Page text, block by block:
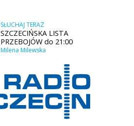
SŁUCHAJ TERAZ
SZCZECIŃSKA LISTA
PRZEBOJÓW do 21:00
Milena Milewska